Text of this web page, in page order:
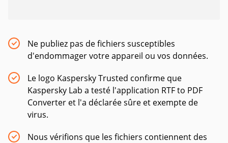
Ne publiez pas de fichiers susceptibles
d'endommager votre appareil ou vos données.
Le logo Kaspersky Trusted confirme que
Kaspersky Lab a testé l'application RTF to PDF
Converter et l'a déclarée sûre et exempte de
virus.
Nous vérifions que les fichiers contiennent des